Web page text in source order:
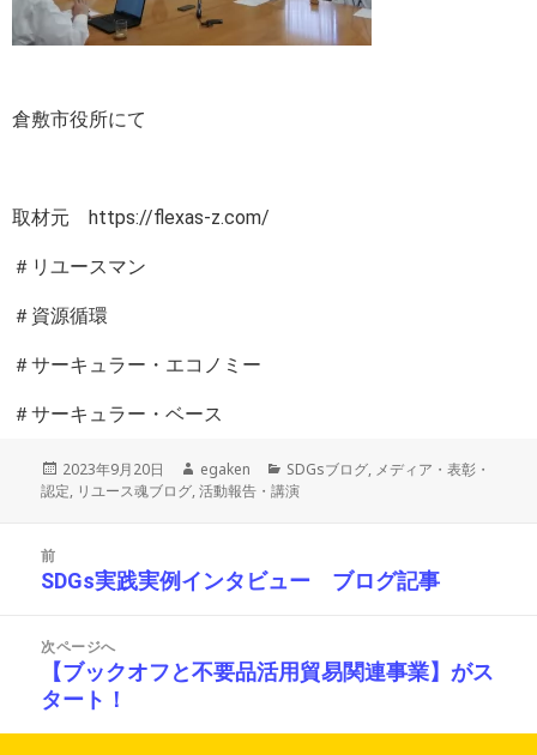
倉敷市役所にて
取材元 https://flexas-z.com/
＃リユースマン
＃資源循環
＃サーキュラー・エコノミー
＃サーキュラー・ベース
投
稿
2023年9月20日
作
成
egaken
カ
テ
SDGsブログ, メディア・表彰・
認定, リユース魂ブログ,活動報告・講演
前
前
投
稿:
SDGs実践実例インタビュー ブログ記事
次ページへ
次
の
投
【ブックオフと不要品活用貿易関連事業】がス
タート！